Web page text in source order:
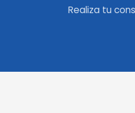
Realiza tu